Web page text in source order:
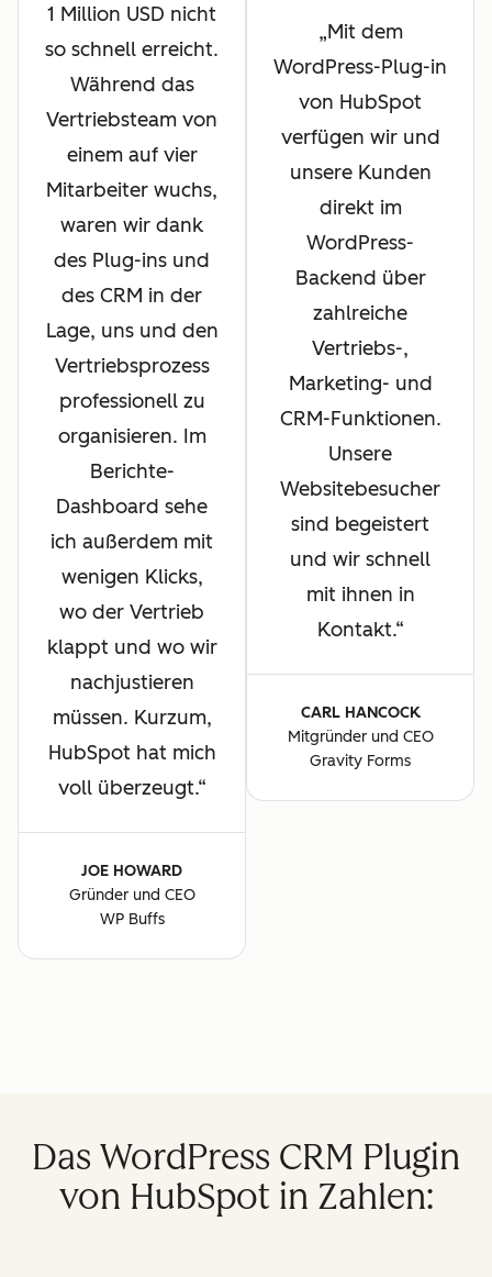
1 Million USD nicht
so schnell erreicht.
Während das
Vertriebsteam von
einem auf vier
Mitarbeiter wuchs,
waren wir dank
des Plug-ins und
des CRM in der
Lage, uns und den
Vertriebsprozess
professionell zu
organisieren. Im
Berichte-
Dashboard sehe
ich außerdem mit
wenigen Klicks,
wo der Vertrieb
klappt und wo wir
nachjustieren
müssen. Kurzum,
HubSpot hat mich
voll überzeugt.
JOE HOWARD
Gründer und CEO
WP Buffs
Mit dem
WordPress-Plug-in
von HubSpot
verfügen wir und
unsere Kunden
direkt im
WordPress-
Backend über
zahlreiche
Vertriebs-,
Marketing- und
CRM-Funktionen.
Unsere
Websitebesucher
sind begeistert
und wir schnell
mit ihnen in
Kontakt.
CARL HANCOCK
Mitgründer und CEO
Gravity Forms
Das WordPress CRM Plugin
von HubSpot in Zahlen: